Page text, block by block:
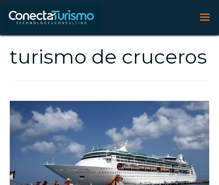
turismo de cruceros